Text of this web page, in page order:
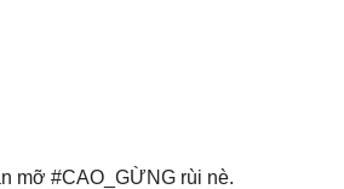
mỡ #CAO_GỪNG rùi nè.